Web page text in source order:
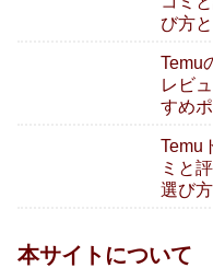
び方
Temu
レビ
すめ
Temu
ミと
選び
本サイトについて